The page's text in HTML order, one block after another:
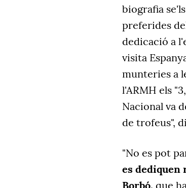
biografia
preferides
dedicació a
visita
munteries a
l'ARMH els
Nacional va
de trofeus",
"No es pot
es dediquen
Borbó, que